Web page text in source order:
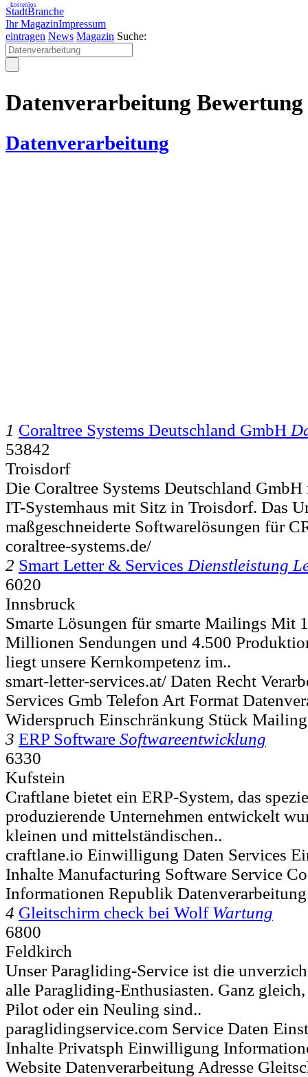
StadtBranche
Ihr MagazinImpressum
kostenlos
eintragen News Magazin Suche:
Datenverarbeitung
Datenverarbeitung
1 Coraltree Systems Deutschland GmbH
53842
Troisdorf
Die Coraltree Systems Deutschland
IT-Systemhaus mit Sitz in Troisdorf. Das
maßgeschneiderte Softwarelösungen für
coraltree-systems.de/
2 Smart Letter & Services Dienstleistung
6020
Innsbruck
Smarte Lösungen für smarte Mailings Mit
Millionen Sendungen und 4.500
liegt unsere Kernkompetenz im..
smart-letter-services.at/ Daten Recht
Services Gmb Telefon Art Format
Widerspruch Einschränkung Stück
3 ERP Software Softwareentwicklung
6330
Kufstein
Craftlane bietet ein ERP-System, das
produzierende Unternehmen entwickelt
kleinen und mittelständischen..
craftlane.io Einwilligung Daten Services
Inhalte Manufacturing Software Service
Informationen Republik Datenverarbeitung
4 Gleitschirm check bei Wolf Wartung
6800
Feldkirch
Unser Paragliding-Service ist die
alle Paragliding-Enthusiasten. Ganz
Pilot oder ein Neuling sind..
paraglidingservice.com Service Daten
Inhalte Privatsph Einwilligung
Website Datenverarbeitung Adresse